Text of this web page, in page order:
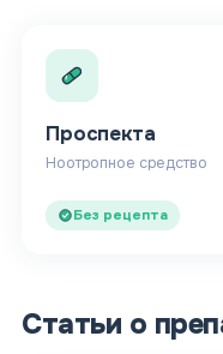
Проспекта
Ноотропное средство
Без рецепта
Статьи о